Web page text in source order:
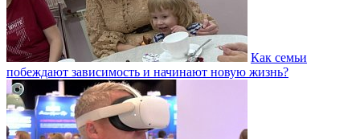
Как семьи
побеждают зависимость и начинают новую жизнь?